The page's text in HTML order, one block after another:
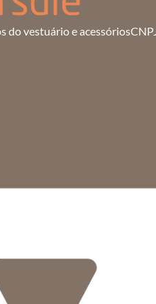
do vestuário e acessórios